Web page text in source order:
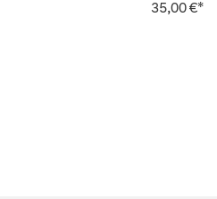
35,00 €*